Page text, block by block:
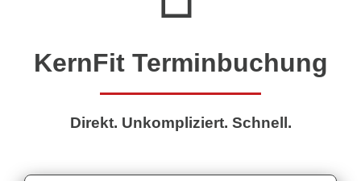
KernFit Terminbuchung
Direkt. Unkompliziert. Schnell.